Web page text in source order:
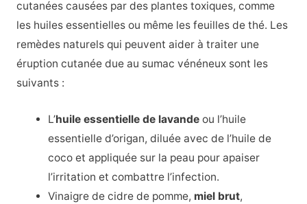
cutanées causées par des plantes toxiques, comme
les huiles essentielles ou même les feuilles de thé. Les
remèdes naturels qui peuvent aider à traiter une
éruption cutanée due au sumac vénéneux sont les
suivants :
L’huile essentielle de lavande ou l’huile
essentielle d’origan, diluée avec de l’huile de
coco et appliquée sur la peau pour apaiser
l’irritation et combattre l’infection.
Vinaigre de cidre de pomme, miel brut,